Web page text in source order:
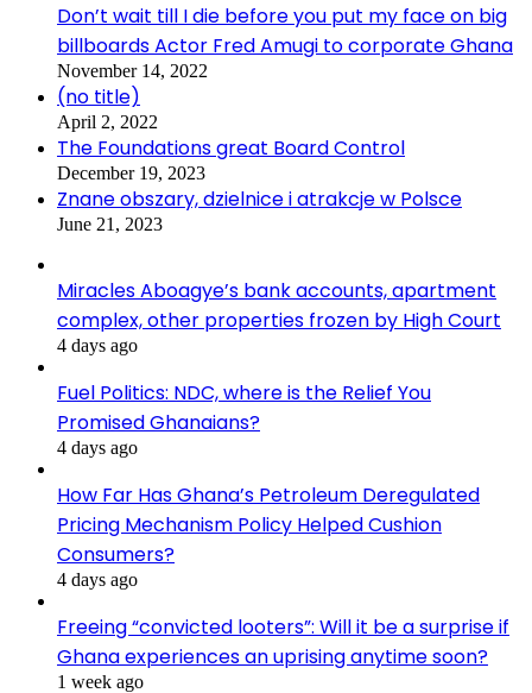
Don’t wait till I die before you put my face on big
billboards Actor Fred Amugi to corporate Ghana
November 14, 2022
(no title)
April 2, 2022
The Foundations great Board Control
December 19, 2023
Znane obszary, dzielnice i atrakcje w Polsce
June 21, 2023
Miracles Aboagye’s bank accounts, apartment
complex, other properties frozen by High Court
4 days ago
Fuel Politics: NDC, where is the Relief You
Promised Ghanaians?
4 days ago
How Far Has Ghana’s Petroleum Deregulated
Pricing Mechanism Policy Helped Cushion
Consumers?
4 days ago
Freeing “convicted looters”: Will it be a surprise if
Ghana experiences an uprising anytime soon?
1 week ago